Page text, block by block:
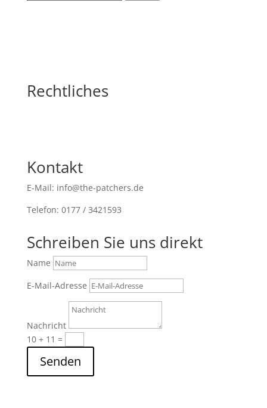
Rechtliches
Kontakt
E-Mail: info@the-patchers.de
Telefon: 0177 / 3421593
Schreiben Sie uns direkt
Name
E-Mail-Adresse
Nachricht
10 + 11 =
Senden